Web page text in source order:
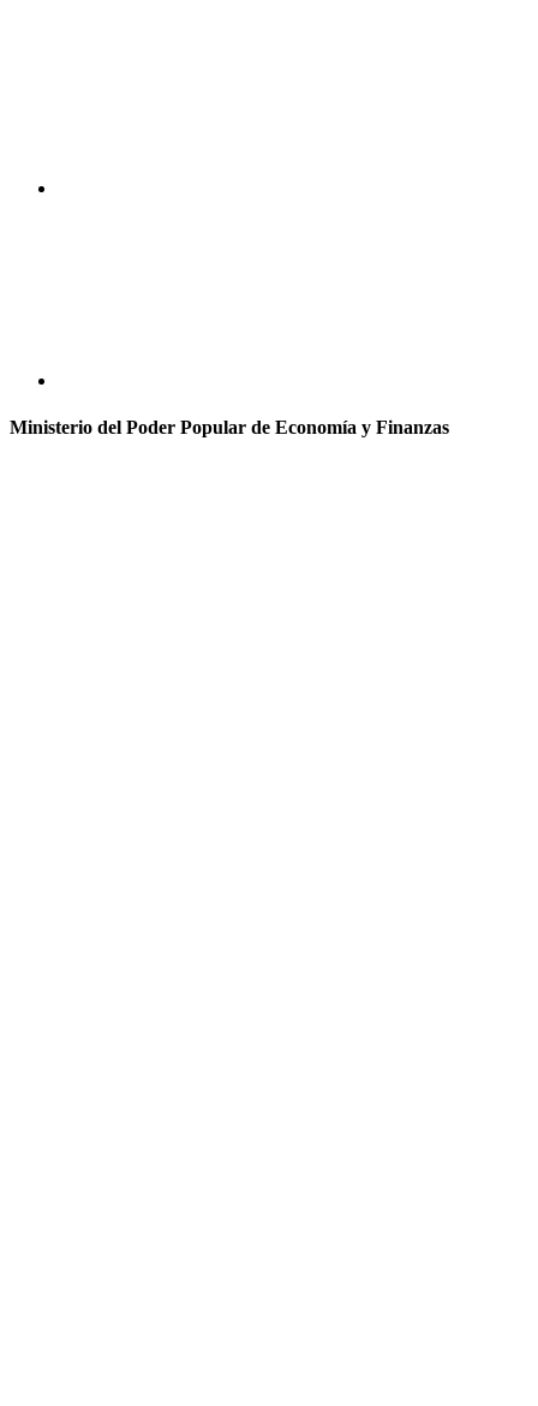
Ministerio del Poder Popular de Economía y Finanzas